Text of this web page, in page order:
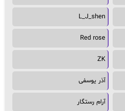
L_J_shen
Red rose
ZK
آذر یوسفی
آرام رستگار